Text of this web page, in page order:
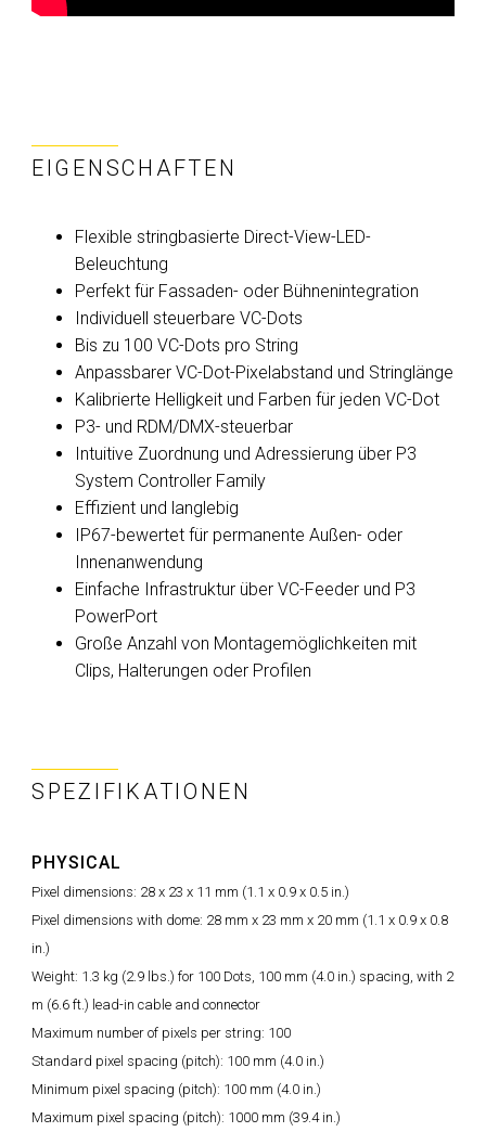
EIGENSCHAFTEN
Flexible stringbasierte Direct-View-LED-
Beleuchtung
Perfekt für Fassaden- oder Bühnenintegration
Individuell steuerbare VC-Dots
Bis zu 100 VC-Dots pro String
Anpassbarer VC-Dot-Pixelabstand und Stringlänge
Kalibrierte Helligkeit und Farben für jeden VC-Dot
P3- und RDM/DMX-steuerbar
Intuitive Zuordnung und Adressierung über P3
System Controller Family
Effizient und langlebig
IP67-bewertet für permanente Außen- oder
Innenanwendung
Einfache Infrastruktur über VC-Feeder und P3
PowerPort
Große Anzahl von Montagemöglichkeiten mit
Clips, Halterungen oder Profilen
SPEZIFIKATIONEN
PHYSICAL
Pixel dimensions: 28 x 23 x 11 mm (1.1 x 0.9 x 0.5 in.)
Pixel dimensions with dome: 28 mm x 23 mm x 20 mm (1.1 x 0.9 x 0.8
in.)
Weight: 1.3 kg (2.9 lbs.) for 100 Dots, 100 mm (4.0 in.) spacing, with 2
m (6.6 ft.) lead-in cable and connector
Maximum number of pixels per string: 100
Standard pixel spacing (pitch): 100 mm (4.0 in.)
Minimum pixel spacing (pitch): 100 mm (4.0 in.)
Maximum pixel spacing (pitch): 1000 mm (39.4 in.)